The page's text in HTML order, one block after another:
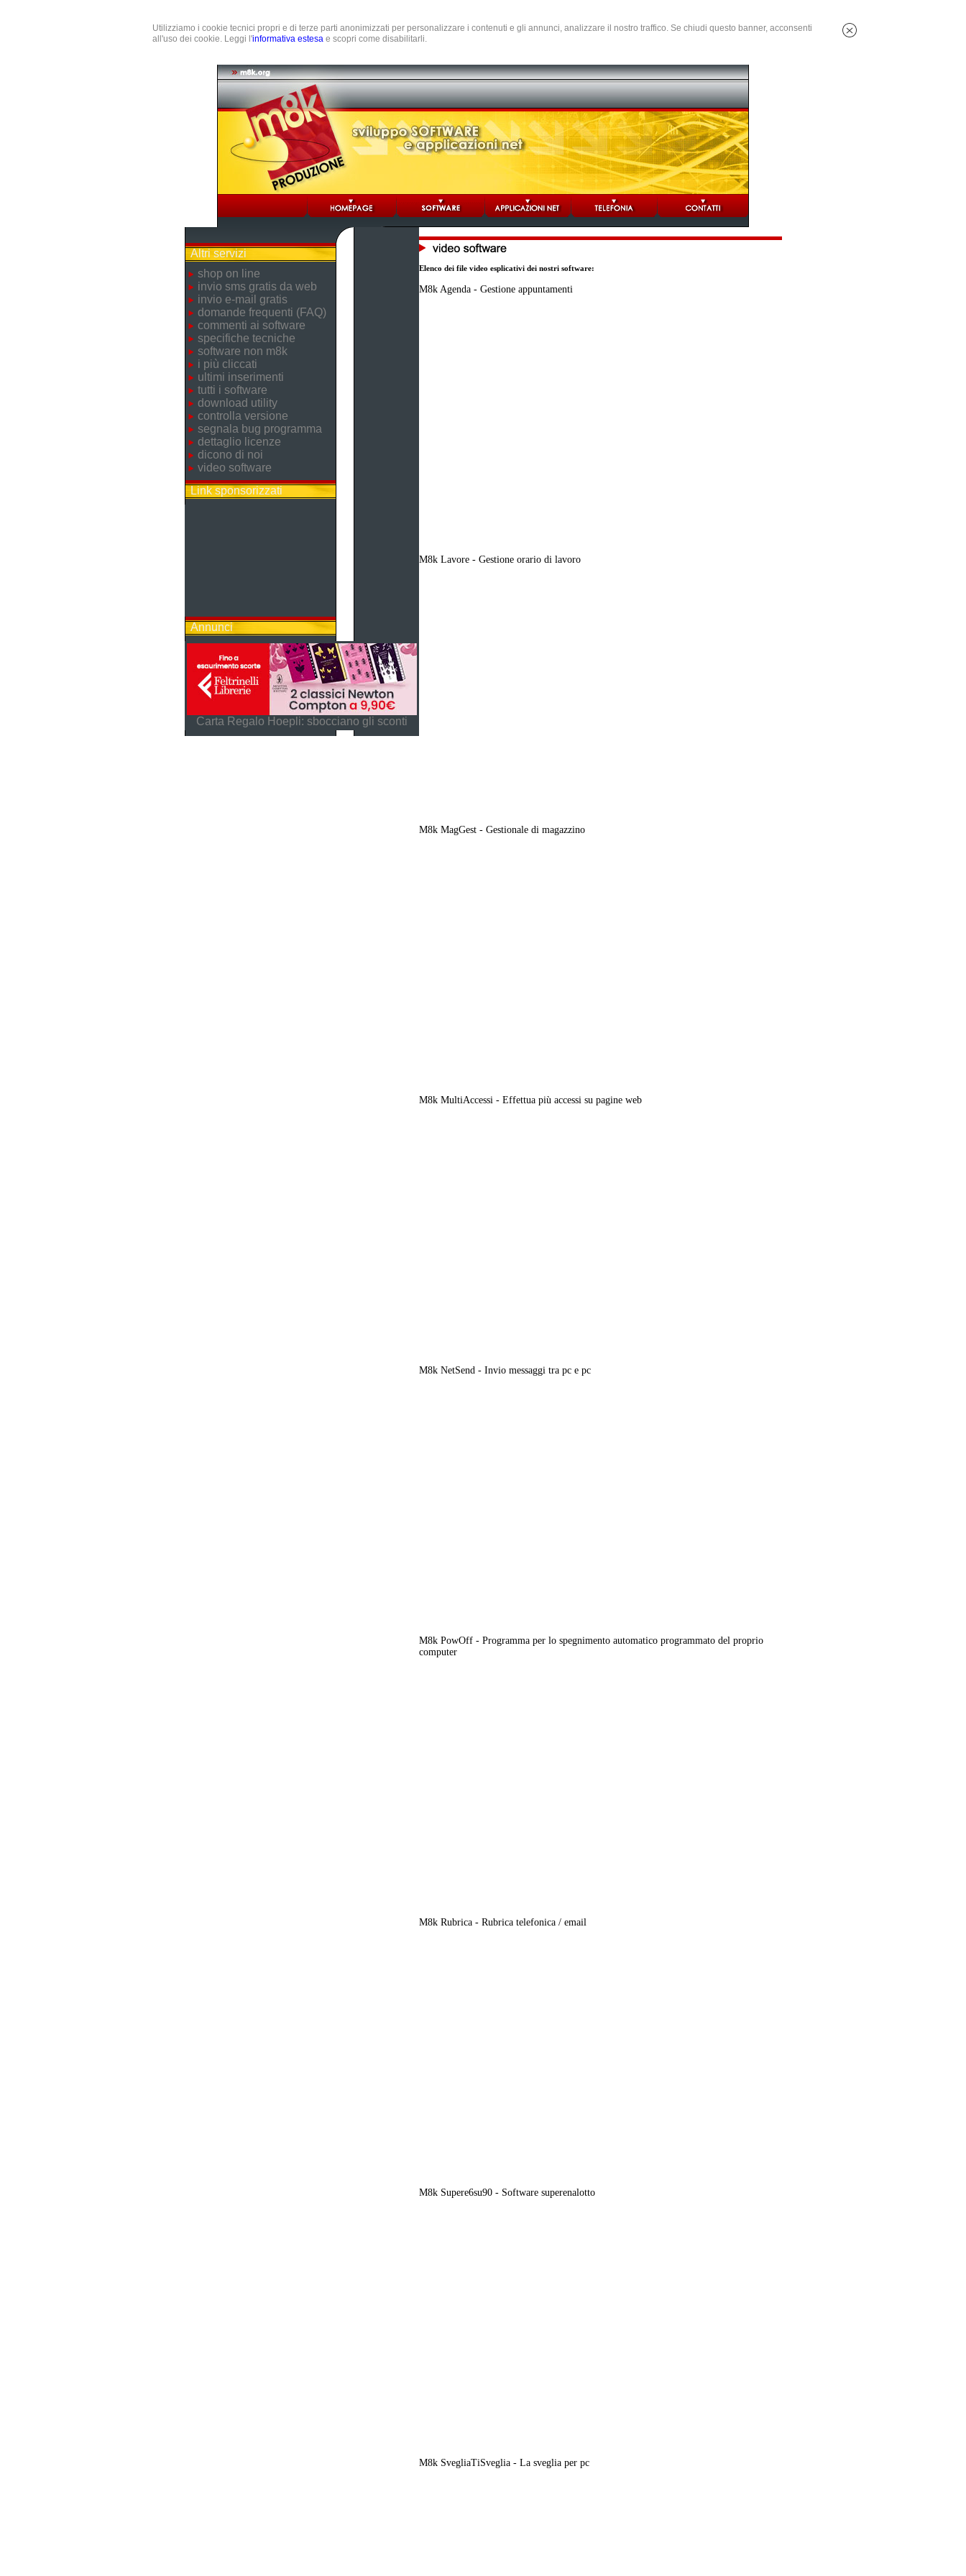
Utilizziamo i cookie tecnici propri e di terze parti anonimizzati per personalizzare i contenuti e gli annunci, analizzare il nostro traffico. Se chiudi questo banner, acconsenti
all'uso dei cookie. Leggi l'informativa estesa e scopri come disabilitarli.
Altri servizi
shop on line
invio sms gratis da web
invio e-mail gratis
domande frequenti (FAQ)
commenti ai software
specifiche tecniche
software non m8k
i più cliccati
ultimi inserimenti
tutti i software
download utility
controlla versione
segnala bug programma
dettaglio licenze
dicono di noi
video software
Link sponsorizzati
Annunci
Carta Regalo Hoepli: sbocciano gli sconti
Elenco dei file video esplicativi dei nostri software:
M8k Agenda - Gestione appuntamenti
M8k Lavore - Gestione orario di lavoro
M8k MagGest - Gestionale di magazzino
M8k MultiAccessi - Effettua più accessi su pagine web
M8k NetSend - Invio messaggi tra pc e pc
M8k PowOff - Programma per lo spegnimento automatico programmato del proprio
computer
M8k Rubrica - Rubrica telefonica / email
M8k Supere6su90 - Software superenalotto
M8k SvegliaTiSveglia - La sveglia per pc